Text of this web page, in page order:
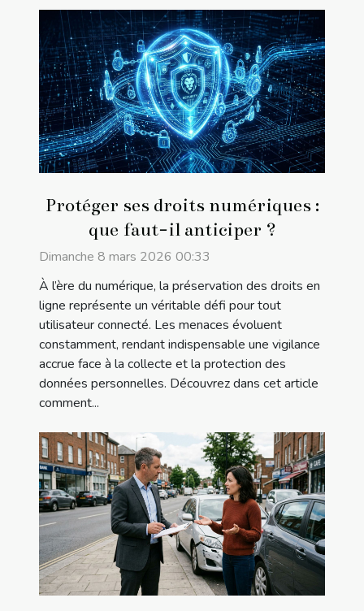
Protéger ses droits numériques :
que faut-il anticiper ?
Dimanche 8 mars 2026 00:33
À l’ère du numérique, la préservation des droits en
ligne représente un véritable défi pour tout
utilisateur connecté. Les menaces évoluent
constamment, rendant indispensable une vigilance
accrue face à la collecte et la protection des
données personnelles. Découvrez dans cet article
comment...